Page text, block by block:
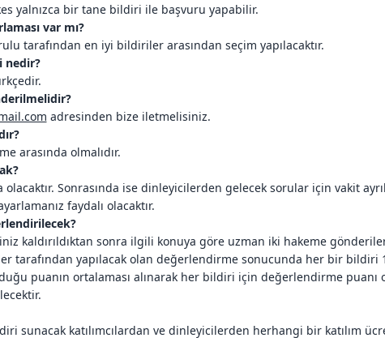
yalnızca bir tane bildiri ile başvuru yapabilir.
var mı?
tarafından en iyi bildiriler arasından seçim yapılacaktır.
nedir?
adresinden bize iletmelisiniz.
arasında olmalıdır.
Sonrasında ise dinleyicilerden gelecek sorular için vakit
faydalı olacaktır.
kaldırıldıktan sonra ilgili konuya göre uzman iki hakeme
tarafından yapılacak olan değerlendirme sonucunda her bir bildiri
puanın ortalaması alınarak her bildiri için değerlendirme puanı
sunacak katılımcılardan ve dinleyicilerden herhangi bir katılım